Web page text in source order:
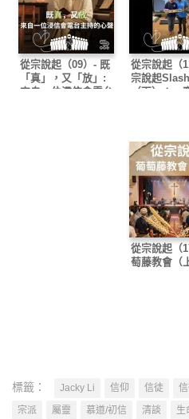
從宗說起（09）- 既
「真」，又「放」:
來自一位浸信會電台
從宗說起（
宗說起
（下）：一
從宗說起（
萄藤教會（
標籤： Jacky Li 信仰 信徒
宗派
屬靈 慕道/初信 清談 生